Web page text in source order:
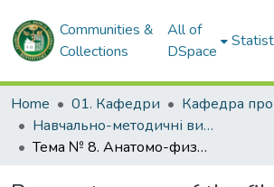
Communities &
Collections
All of
DSpace
Home 01. Кафедри
Навчально-методичні видання. Кафедра пропедевтики педіатрії № 2
Тема № 8. Анатомо-физиологические особенности, методика исследования нервной системы у детей